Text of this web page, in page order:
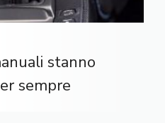
stanno
sempre